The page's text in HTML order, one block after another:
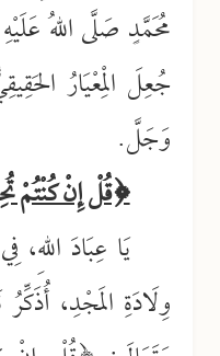
مُحَمَّدٍ صَلَّى اللهُ
جُعِلَ الْمِعْيَارُ
وَجَلَّ.
﴿قُلْ إِنْ كُنْتُمْ
يَا عِبَادَ
وِلَادَةِ المَجْدِ،